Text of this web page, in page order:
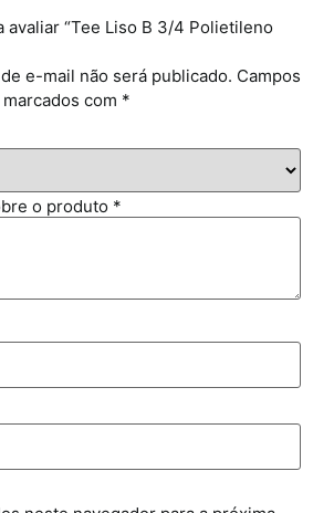
avaliar “Tee Liso B 3/4 Polietileno
e-mail não será publicado. Campos
com *
o produto *